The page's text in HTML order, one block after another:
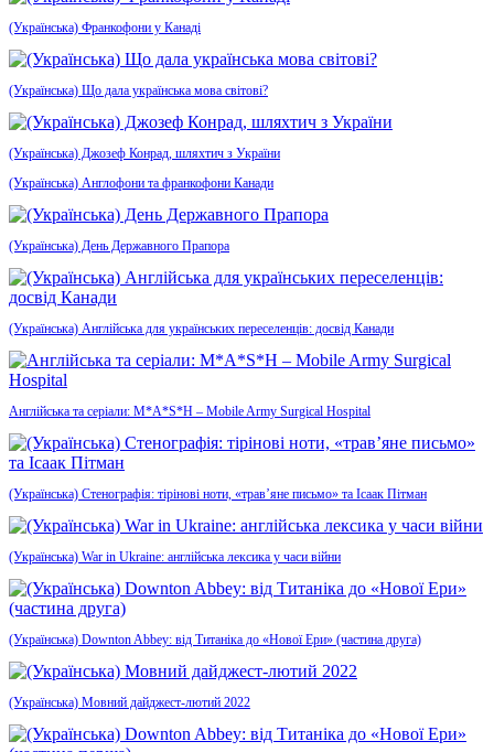
(Українська) Франкофони у Канаді
(Українська) Що дала українська мова світові?
(Українська) Джозеф Конрад, шляхтич з України
(Українська) Англофони та франкофони Канади
(Українська) День Державного Прапора
(Українська) Англійська для українських переселенців: досвід Канади
Англійська та серіали: M*A*S*H – Mobile Army Surgical Hospital
(Українська) Стенографія: тірінові ноти, «трав’яне письмо» та Ісаак Пітман
(Українська) War in Ukraine: англійська лексика у часи війни
(Українська) Downton Abbey: від Титаніка до «Нової Ери» (частина друга)
(Українська) Мовний дайджест-лютий 2022